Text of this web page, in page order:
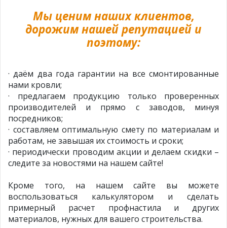
Мы ценим наших клиентов,
дорожим нашей репутацией и
поэтому:
· даём два года гарантии на все смонтированные
нами кровли;
· предлагаем продукцию только проверенных
производителей и прямо с заводов, минуя
посредников;
· составляем оптимальную смету по материалам и
работам, не завышая их стоимость и сроки;
· периодически проводим акции и делаем скидки –
следите за новостями на нашем сайте!
Кроме того, на нашем сайте вы можете
воспользоваться калькулятором и сделать
примерный расчет профнастила и других
материалов, нужных для вашего строительства.